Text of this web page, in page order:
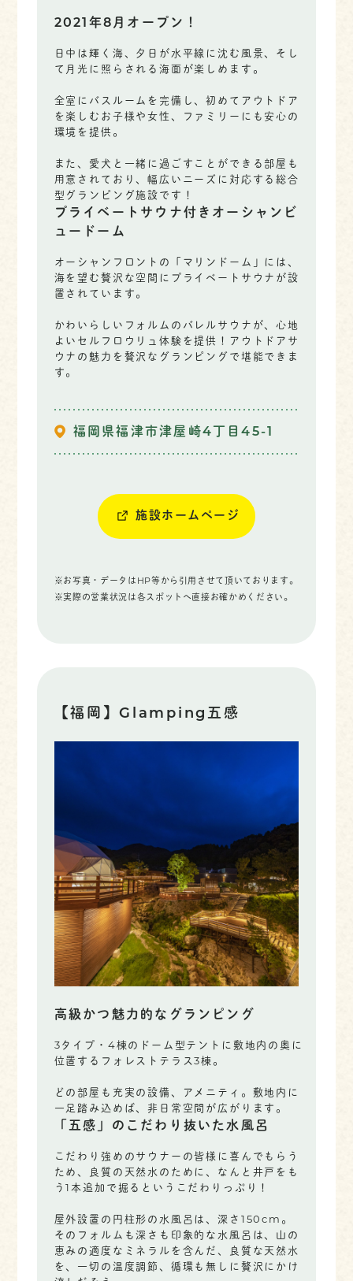
2021年8月オープン！
日中は輝く海、夕日が水平線に沈む風景、そし
て月光に照らされる海面が楽しめます。
全室にバスルームを完備し、初めてアウトドア
を楽しむお子様や女性、ファミリーにも安心の
環境を提供。
また、愛犬と一緒に過ごすことができる部屋も
用意されており、幅広いニーズに対応する総合
型グランピング施設です！
プライベートサウナ付きオーシャンビ
ュードーム
オーシャンフロントの「マリンドーム」には、
海を望む贅沢な空間にプライベートサウナが設
置されています。
かわいらしいフォルムのバレルサウナが、心地
よいセルフロウリュ体験を提供！アウトドアサ
ウナの魅力を贅沢なグランピングで堪能できま
す。
福岡県福津市津屋崎4丁目45-1
施設ホームページ
※お写真・データはHP等から引用させて頂いております。
※実際の営業状況は各スポットへ直接お確かめください。
【福岡】Glamping五感
高級かつ魅力的なグランピング
3タイプ・4棟のドーム型テントに敷地内の奥に
位置するフォレストテラス3棟。
どの部屋も充実の設備、アメニティ。敷地内に
一足踏み込めば、非日常空間が広がります。
「五感」のこだわり抜いた水風呂
こだわり強めのサウナーの皆様に喜んでもらう
ため、良質の天然水のために、なんと井戸をも
う1本追加で掘るというこだわりっぷり！
屋外設置の円柱形の水風呂は、深さ150cm。
そのフォルムも深さも印象的な水風呂は、山の
恵みの適度なミネラルを含んだ、良質な天然水
を、一切の温度調節、循環も無しに贅沢にかけ